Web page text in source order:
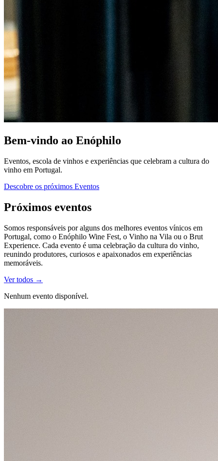
Bem-vindo ao Enóphilo
Eventos, escola de vinhos e experiências que celebram a cultura do
vinho em Portugal.
Descobre os próximos Eventos
Próximos eventos
Somos responsáveis por alguns dos melhores eventos vínicos em
Portugal, como o Enóphilo Wine Fest, o Vinho na Vila ou o Brut
Experience. Cada evento é uma celebração da cultura do vinho,
reunindo produtores, curiosos e apaixonados em experiências
memoráveis.
Ver todos →
Nenhum evento disponível.